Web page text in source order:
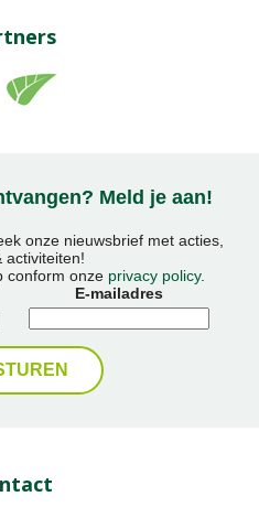
Meld je aan!
onze nieuwsbrief met acties,
activiteiten!
conform onze privacy policy.
E-mailadres